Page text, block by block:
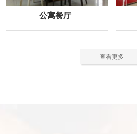
公寓餐厅
查看更多